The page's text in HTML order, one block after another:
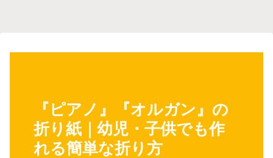
『ピアノ』『オルガン』の
折り紙｜幼児・子供でも作
れる簡単な折り方